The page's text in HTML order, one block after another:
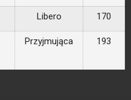
Libero 170
Przyjmująca 193